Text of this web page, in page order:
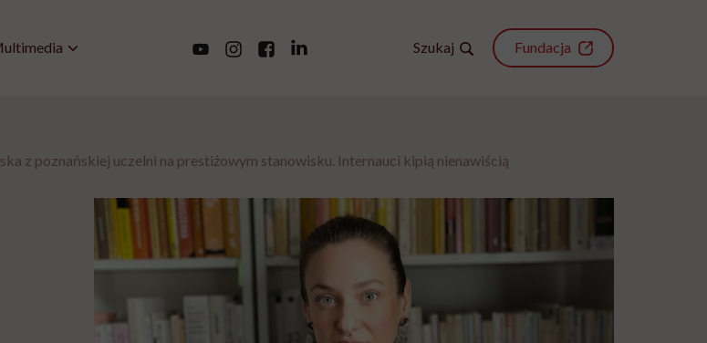
Szukaj Fundacja
z poznańskiej uczelni na prestiżowym stanowisku. Internauci kipią nienawiścią